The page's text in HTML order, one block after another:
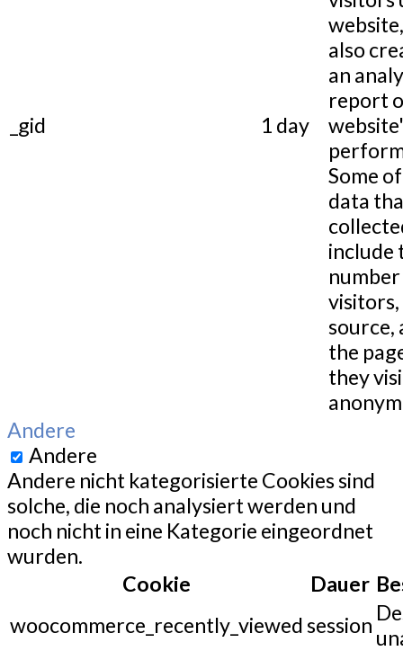
_gid 1 day
also
an
report
Some
data
include
source,
the
they
Andere
Andere
Andere nicht kategorisierte Cookies sind
solche, die noch analysiert werden und
noch nicht in eine Kategorie eingeordnet
wurden.
Cookie
Dauer
woocommerce_recently_viewed session